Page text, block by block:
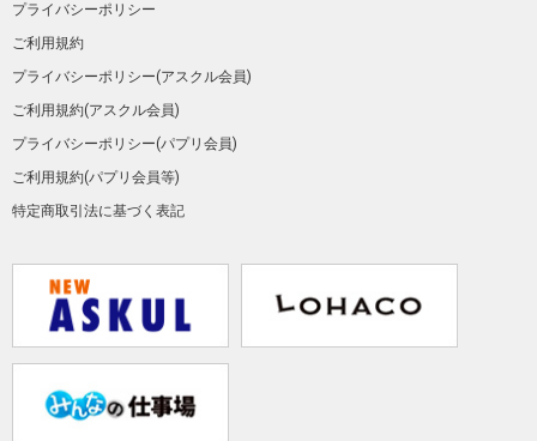
プライバシーポリシー
ご利用規約
プライバシーポリシー(アスクル会員)
ご利用規約(アスクル会員)
プライバシーポリシー(パプリ会員)
ご利用規約(パプリ会員等)
特定商取引法に基づく表記